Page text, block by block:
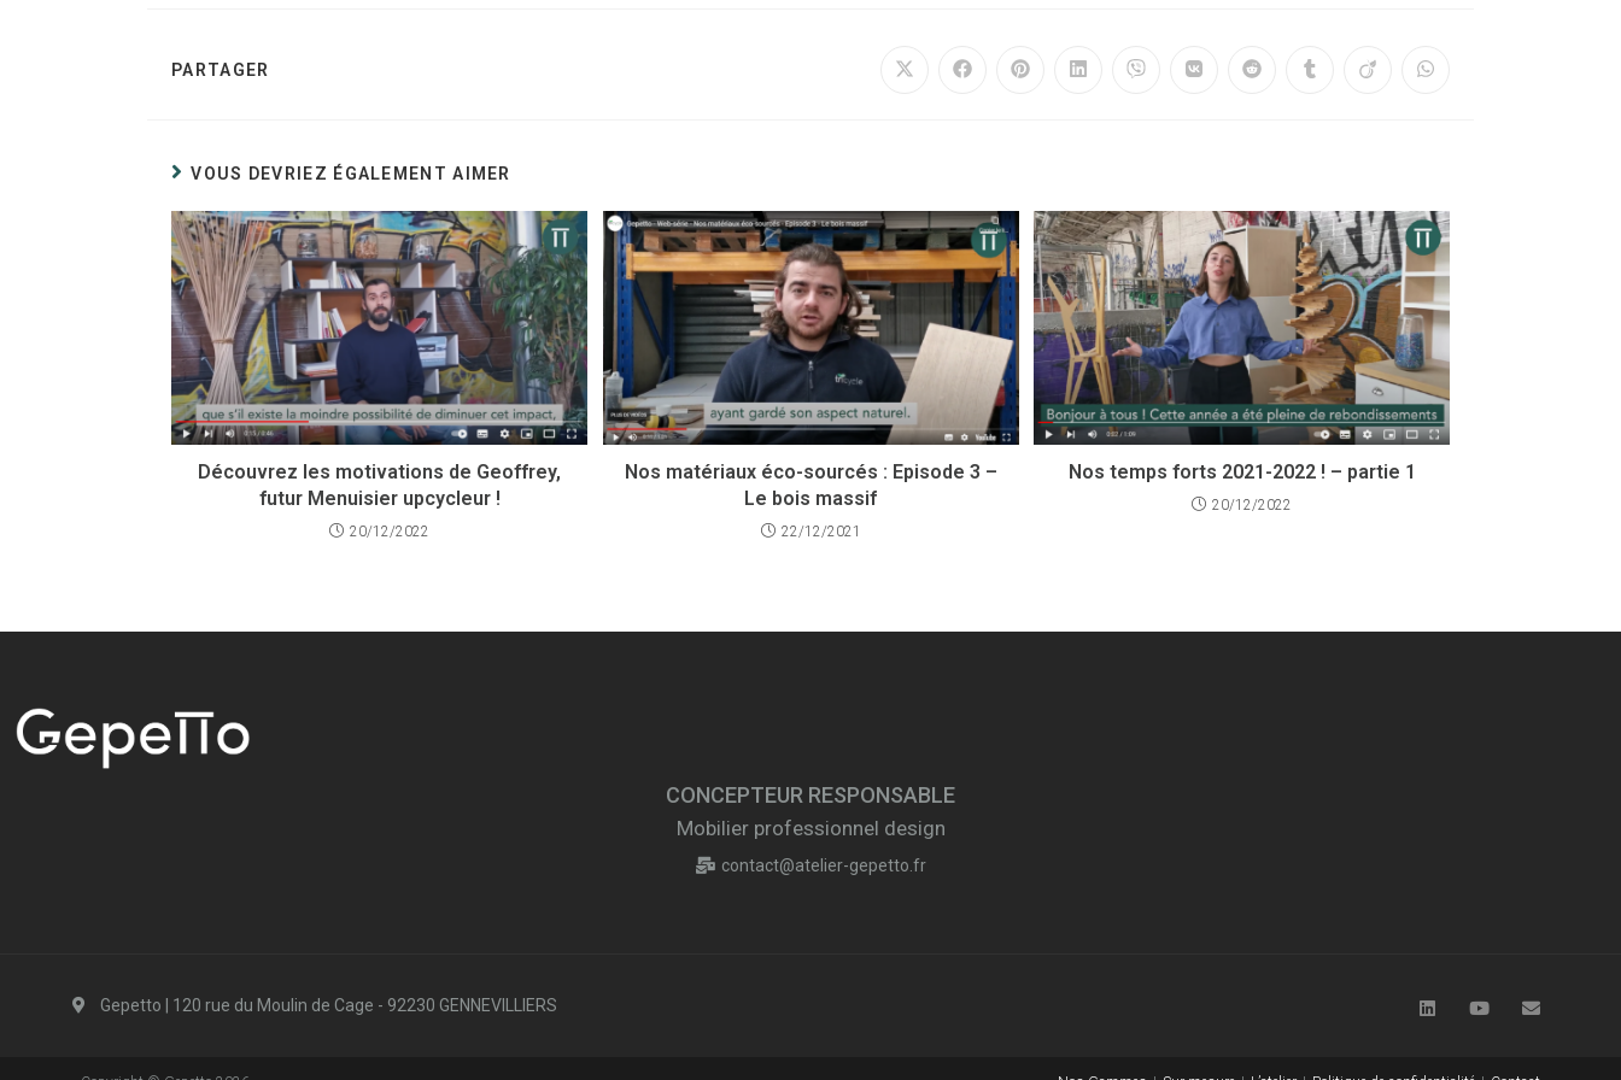
PARTAGER
VOUS DEVRIEZ ÉGALEMENT AIMER
Découvrez les motivations de Geoffrey,
futur Menuisier upcycleur !
20/12/2022
Nos matériaux éco-sourcés : Episode 3 –
Le bois massif
22/12/2021
Nos temps forts 2021-2022 ! – partie 1
20/12/2022
CONCEPTEUR RESPONSABLE
Mobilier professionnel design
contact@atelier-gepetto.fr
Gepetto | 120 rue du Moulin de Cage - 92230 GENNEVILLIERS